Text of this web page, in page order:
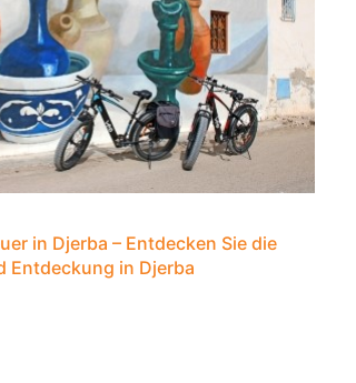
in Djerba – Entdecken Sie die
Entdeckung in Djerba